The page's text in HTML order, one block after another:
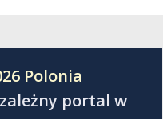
Polonia
portal w